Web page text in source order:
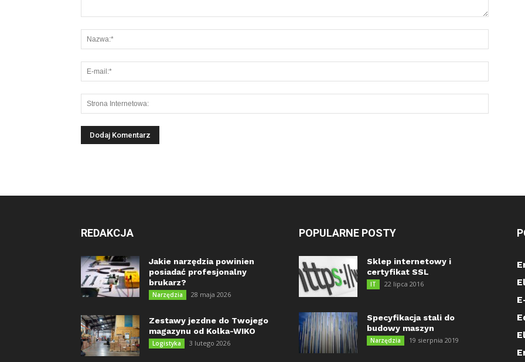
REDAKCJA
Jakie narzędzia powinien
posiadać profesjonalny
brukarz?
Narzędzia 28 maja 2026
Zestawy jezdne do Twojego
magazynu od Kolka-WIKO
Logistyka 3 lutego 2026
POPULARNE POSTY
Sklep internetowy i
certyfikat SSL
IT 22 lipca 2016
Specyfikacja stali do
budowy maszyn
Narzędzia 19 sierpnia 2019